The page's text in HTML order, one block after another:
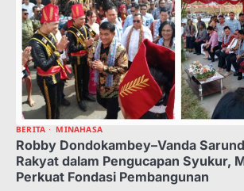
BERITA MINAHASA
Robby Dondokambey–Vanda
Rakyat dalam Pengucapan Syukur,
Perkuat Fondasi Pembangunan